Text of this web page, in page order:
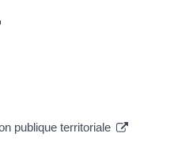
publique territoriale